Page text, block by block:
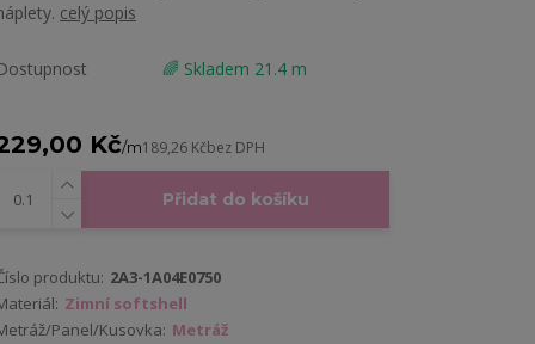
celý popis
🌈 Skladem 21.4 m
Kč/m189,26 Kčbez DPH
Přidat do košíku
produktu: 2A3-1A04E0750
Zimní softshell
Panel/Kusovka: Metráž